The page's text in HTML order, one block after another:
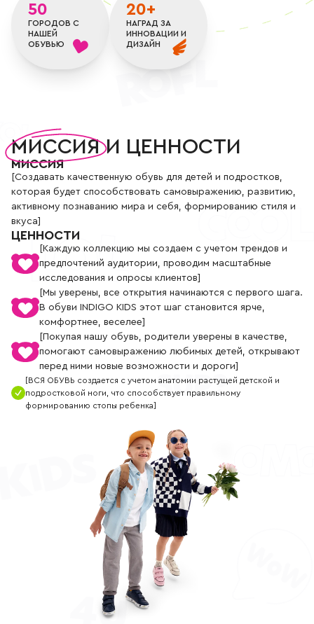
(800)
777-
85-
25
info@indigoshoes.ru
Telegram
Канал
в
Дзен
АВТОРИЗАЦИЯ
РЕГИСТРАЦИЯ
50
ГОРОДОВ С
НАШЕЙ
ОБУВЬЮ
20+
НАГРАД ЗА
ИННОВАЦИИ И
ДИЗАЙН
миссия и ценности
МИССИЯ И ЦЕННОСТИ
МИССИЯ
[Создавать качественную обувь для детей и подростков,
которая будет способствовать самовыражению, развитию,
активному познаванию мира и себя, формированию стиля и
вкуса]
ЦЕННОСТИ
[Каждую коллекцию мы создаем с учетом трендов и
предпочтений аудитории, проводим масштабные
исследования и опросы клиентов]
[Мы уверены, все открытия начинаются с первого шага.
В обуви INDIGO KIDS этот шаг становится ярче,
комфортнее, веселее]
[Покупая нашу обувь, родители уверены в качестве,
помогают самовыражению любимых детей, открывают
перед ними новые возможности и дороги]
[ВСЯ ОБУВЬ создается с учетом анатомии растущей детской и
подростковой ноги, что способствует правильному
формированию стопы ребенка]